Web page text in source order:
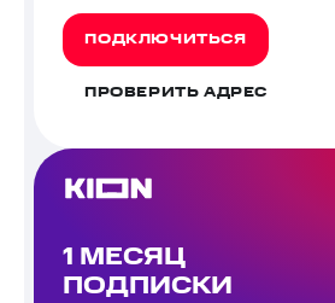
ПОДКЛЮЧИТЬСЯ
ПРОВЕРИТЬ АДРЕС
1 МЕСЯЦ
ПОДПИСКИ